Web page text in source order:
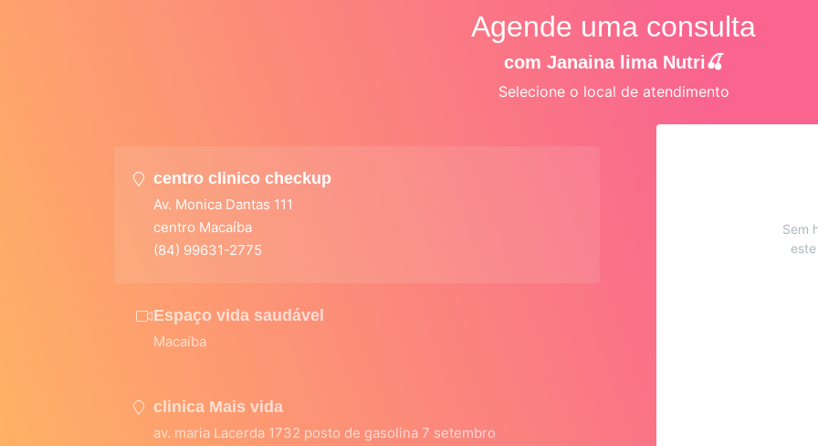
Agende uma consulta
com Janaina lima Nutri🍒
Selecione o local de atendimento
centro clinico checkup
Av. Monica Dantas 111
centro Macaíba
(84) 99631-2775
Espaço vida saudável
Macaíba
clinica Mais vida
av. maria Lacerda 1732 posto de gasolina 7 setembro
Sem